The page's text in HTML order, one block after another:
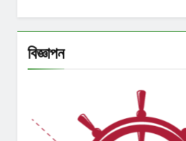
বিজ্ঞাপন